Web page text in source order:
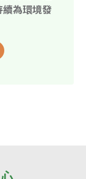
為環境發